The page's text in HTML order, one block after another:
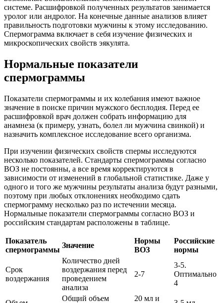
системе. Расшифровкой полученных результатов занимается
уролог или андролог. На конечные данные анализов влияет
правильность подготовки мужчины к этому исследованию.
Спермограмма включает в себя изучение физических и
микроскопических свойств эякулята.
Нормальные показатели
спермограммы
Показатели спермограммы и их колебания имеют важное
значение в поиске причин мужского бесплодия. Перед ее
расшифровкой врач должен собрать информацию для
анамнеза (к примеру, узнать, болел ли мужчина свинкой) и
назначить комплексное исследование всего организма.
При изучении физических свойств спермы исследуются
несколько показателей. Стандарты спермограммы согласно
ВОЗ не постоянны, а все время корректируются в
зависимости от изменений в глобальной статистике. Даже у
одного и того же мужчины результаты анализа будут разными,
поэтому при любых отклонениях необходимо сдать
спермограмму несколько раз по истечении месяца.
Нормальные показатели спермограммы согласно ВОЗ и
российским стандартам расположены в таблице.
Показатель
спермограммы
Значение
Нормы
ВОЗ
Российские
нормы
Срок
воздержания
Количество дней
воздержания перед
проведением
анализа
2-7
3-5.
Оптимально
4
Общий объем
20 мл и